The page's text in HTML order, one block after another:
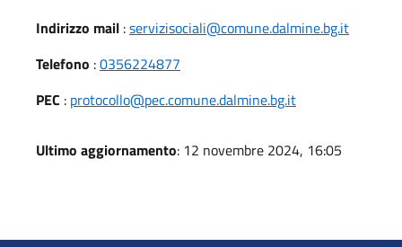
Indirizzo mail :servizisociali@comune.dalmine.bg.it
Telefono :0356224877
PEC : protocollo@pec.comune.dalmine.bg.it
Ultimo aggiornamento: 12 novembre 2024, 16:05